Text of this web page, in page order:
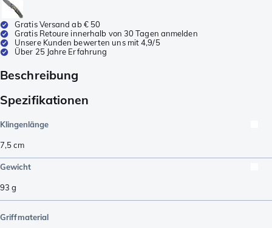
Gratis Versand ab € 50
Gratis Retoure innerhalb von 30 Tagen anmelden
Unsere Kunden bewerten uns mit 4,9/5
Über 25 Jahre Erfahrung
Beschreibung
Spezifikationen
Klingenlänge
7,5cm
Gewicht
93 g
Griffmaterial